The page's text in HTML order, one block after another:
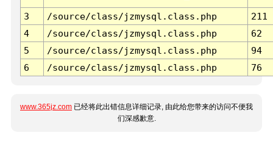
3 /source/class/jzmysql.class.php
211
4
/source/class/jzmysql.class.php
62
5
/source/class/jzmysql.class.php
94
6
/source/class/jzmysql.class.php 76
www.365jz.com 已经将此出错信息详细记录, 由此给您带来的访问不便我
们深感歉意.